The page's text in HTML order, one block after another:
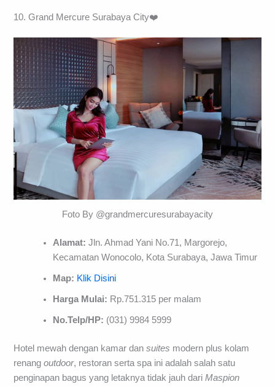
10. Grand Mercure Surabaya City❤️
Foto By @grandmercuresurabayacity
Alamat: Jln. Ahmad Yani No.71, Margorejo,
Kecamatan Wonocolo, Kota Surabaya, Jawa Timur
Map: Klik Disini
Harga Mulai: Rp.751.315 per malam
No.Telp/HP: (031) 9984 5999
Hotel mewah dengan kamar dansuites modern plus kolam
renangoutdoor, restoran serta spa ini adalah salah satu
penginapan bagus yang letaknya tidak jauh dariMaspion